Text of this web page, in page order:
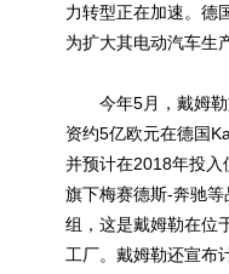
力转型正在加速。德
为扩大其电动汽车生
今年5月，戴姆勒
资约5亿欧元在德国
并预计在2018年投入
旗下梅赛德斯-奔驰
组，这是戴姆勒在位
工厂。戴姆勒还宣布